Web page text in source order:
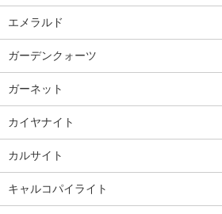
エメラルド
ガーデンクォーツ
ガーネット
カイヤナイト
カルサイト
キャルコパイライト